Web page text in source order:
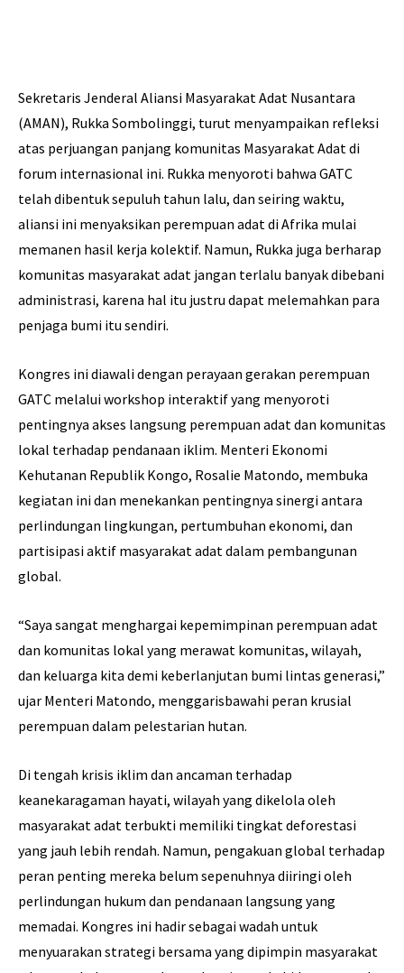
Sekretaris Jenderal Aliansi Masyarakat Adat Nusantara
(AMAN), Rukka Sombolinggi, turut menyampaikan refleksi
atas perjuangan panjang komunitas Masyarakat Adat di
forum internasional ini. Rukka menyoroti bahwa GATC
telah dibentuk sepuluh tahun lalu, dan seiring waktu,
aliansi ini menyaksikan perempuan adat di Afrika mulai
memanen hasil kerja kolektif. Namun, Rukka juga berharap
komunitas masyarakat adat jangan terlalu banyak dibebani
administrasi, karena hal itu justru dapat melemahkan para
penjaga bumi itu sendiri.
Kongres ini diawali dengan perayaan gerakan perempuan
GATC melalui workshop interaktif yang menyoroti
pentingnya akses langsung perempuan adat dan komunitas
lokal terhadap pendanaan iklim. Menteri Ekonomi
Kehutanan Republik Kongo, Rosalie Matondo, membuka
kegiatan ini dan menekankan pentingnya sinergi antara
perlindungan lingkungan, pertumbuhan ekonomi, dan
partisipasi aktif masyarakat adat dalam pembangunan
global.
“Saya sangat menghargai kepemimpinan perempuan adat
dan komunitas lokal yang merawat komunitas, wilayah,
dan keluarga kita demi keberlanjutan bumi lintas generasi,”
ujar Menteri Matondo, menggarisbawahi peran krusial
perempuan dalam pelestarian hutan.
Di tengah krisis iklim dan ancaman terhadap
keanekaragaman hayati, wilayah yang dikelola oleh
masyarakat adat terbukti memiliki tingkat deforestasi
yang jauh lebih rendah. Namun, pengakuan global terhadap
peran penting mereka belum sepenuhnya diiringi oleh
perlindungan hukum dan pendanaan langsung yang
memadai. Kongres ini hadir sebagai wadah untuk
menyuarakan strategi bersama yang dipimpin masyarakat